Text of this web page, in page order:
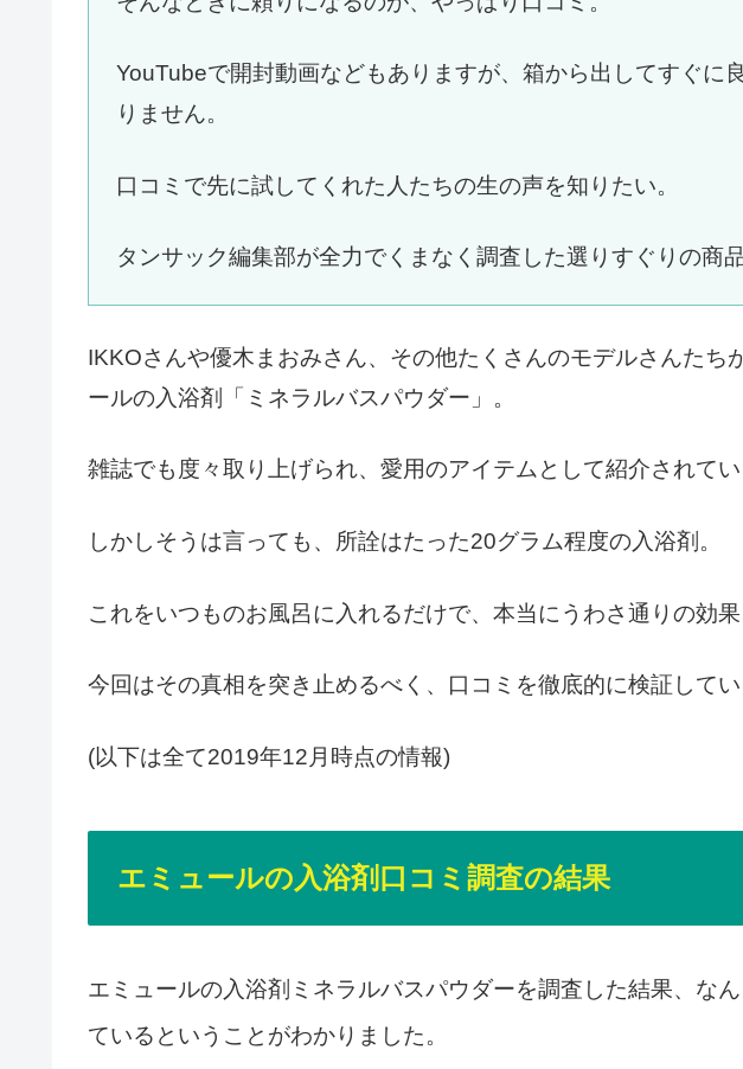
YouTubeで開封動画などもありますが、箱から出してすぐに
りません。
口コミで先に試してくれた人たちの生の声を知りたい。
タンサック編集部が全力でくまなく調査した選りすぐりの商
IKKOさんや優木まおみさん、その他たくさんのモデルさんたち
ールの入浴剤「ミネラルバスパウダー」。
雑誌でも度々取り上げられ、愛用のアイテムとして紹介されてい
しかしそうは言っても、所詮はたった20グラム程度の入浴剤。
これをいつものお風呂に入れるだけで、本当にうわさ通りの効
今回はその真相を突き止めるべく、口コミを徹底的に検証してい
(以下は全て2019年12月時点の情報)
エミュールの入浴剤口コミ調査の結果
エミュールの入浴剤ミネラルバスパウダーを調査した結果、なん
ているということがわかりました。